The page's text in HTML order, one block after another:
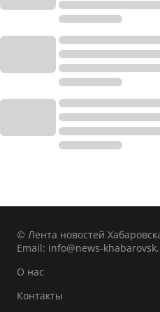
© Лента новостей
Email: info@news-
О нас
Контакты